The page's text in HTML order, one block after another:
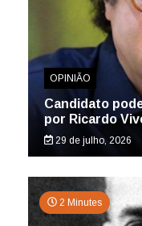
OPINIÃO
Candidato
por Ricardo
29 de julho, 2026
2 Minutes